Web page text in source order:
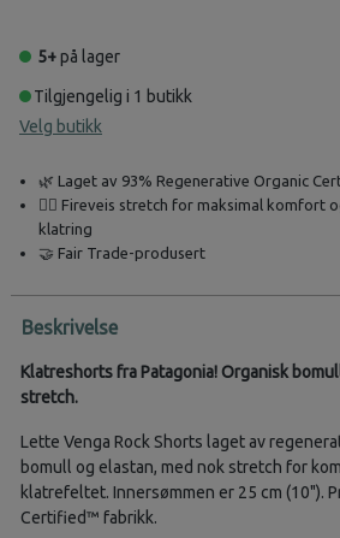
5+på lager
Tilgjengelig i 1 butikk
Velg butikk
🌿 Laget av 93% Regenerative Organic
🧗‍♂️ Fireveis stretch for maksimal komfort
klatring
🤝 Fair Trade-produsert
Beskrivelse
Klatreshorts fra Patagonia! Organisk
stretch.
Lette Venga Rock Shorts laget av
bomull og elastan, med nok stretch for
klatrefeltet. Innersømmen er 25 cm (10").
Certified™ fabrikk.